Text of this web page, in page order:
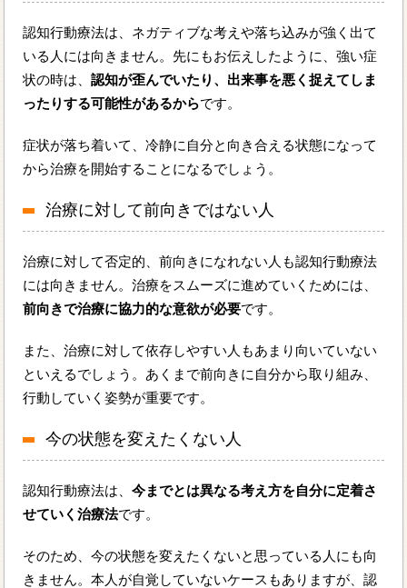
認知行動療法は、ネガティブな考えや落ち込みが強く出て
いる人には向きません。先にもお伝えしたように、強い症
状の時は、認知が歪んでいたり、出来事を悪く捉えてしま
ったりする可能性があるからです。
症状が落ち着いて、冷静に自分と向き合える状態になって
から治療を開始することになるでしょう。
治療に対して前向きではない人
治療に対して否定的、前向きになれない人も認知行動療法
には向きません。治療をスムーズに進めていくためには、
前向きで治療に協力的な意欲が必要です。
また、治療に対して依存しやすい人もあまり向いていない
といえるでしょう。あくまで前向きに自分から取り組み、
行動していく姿勢が重要です。
今の状態を変えたくない人
認知行動療法は、今までとは異なる考え方を自分に定着さ
せていく治療法です。
そのため、今の状態を変えたくないと思っている人にも向
きません。本人が自覚していないケースもありますが、認